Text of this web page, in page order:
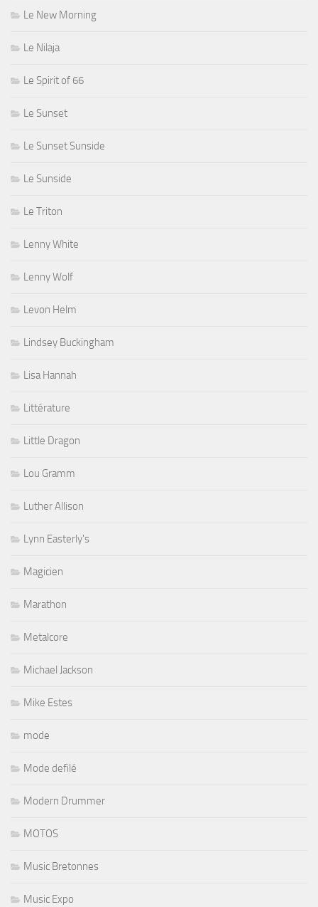
Le New Morning
Le Nilaja
Le Spirit of 66
Le Sunset
Le Sunset Sunside
Le Sunside
Le Triton
Lenny White
Lenny Wolf
Levon Helm
Lindsey Buckingham
Lisa Hannah
Littérature
Little Dragon
Lou Gramm
Luther Allison
Lynn Easterly's
Magicien
Marathon
Metalcore
Michael Jackson
Mike Estes
mode
Mode defilé
Modern Drummer
MOTOS
Music Bretonnes
Music Expo